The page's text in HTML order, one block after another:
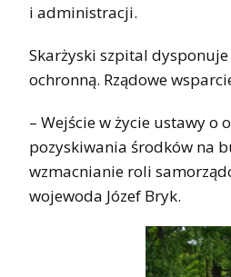
i administracji.
Skarżyski szpital
ochronną. Rządowe
– Wejście w życie ustawy
pozyskiwania środków na
wzmacnianie roli
wojewoda Józef Bryk.